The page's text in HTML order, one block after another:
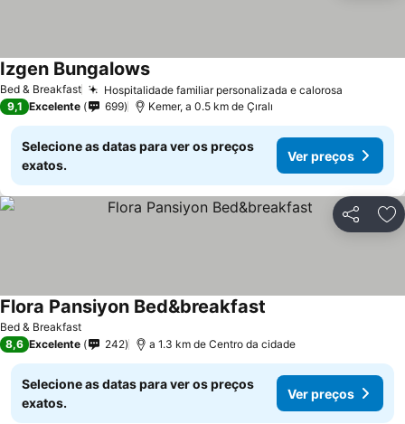
Bed & Breakfast Hospitalidade familiar personalizada e calorosa
Izgen BungalowsVer preços
9,1 Excelente 699 Kemer, a 0.5 km de Çıralı
Selecione as datas para ver os preços
exatos.
Ver preços
Partilhar
Bed & Breakfast
Flora Pansiyon Bed&breakfast
8,6 Excelente 242 a 1.3 km de Centro da cidade
Selecione as datas para ver os preços
exatos.
Ver preços